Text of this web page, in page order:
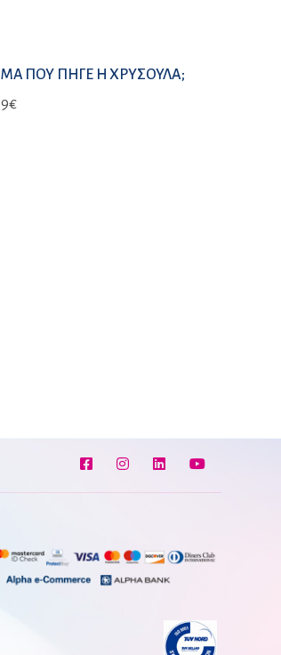
ΜΑ ΠΟΥ ΠΗΓΕ Η ΧΡΥΣΟΥΛΑ;
9€